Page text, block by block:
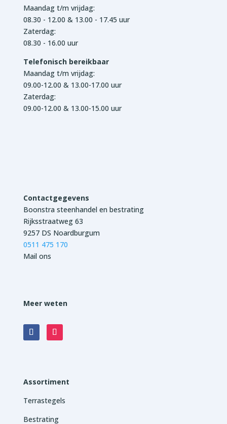
Maandag t/m vrijdag:
08.30 - 12.00 & 13.00 - 17.45 uur
Zaterdag:
08.30 - 16.00 uur
Telefonisch bereikbaar
Maandag t/m vrijdag:
09.00-12.00 & 13.00-17.00 uur
Zaterdag:
09.00-12.00 & 13.00-15.00 uur
Contactgegevens
Boonstra steenhandel en bestrating
Rijksstraatweg 63
9257 DS Noardburgum
0511 475 170
Mail ons
Meer weten
Assortiment
Terrastegels
Bestrating